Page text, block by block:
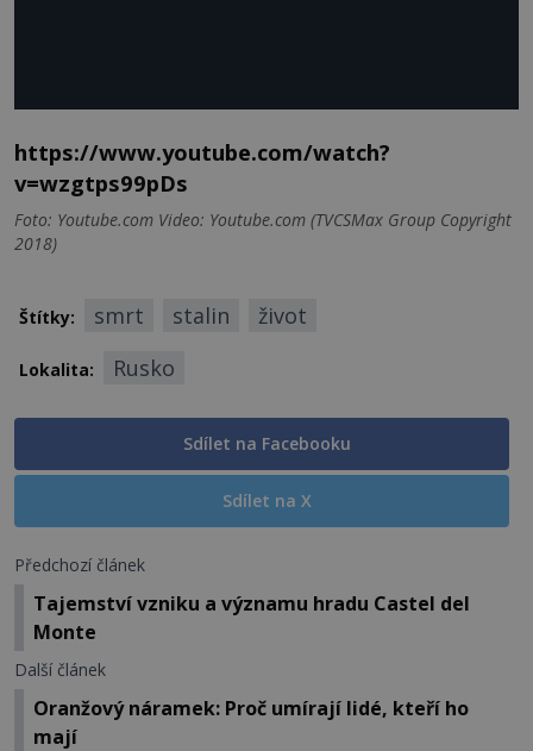
https://www.youtube.com/watch?
v=wzgtps99pDs
Foto: Youtube.com Video: Youtube.com (TVCSMax Group Copyright
2018)
Štítky: smrt stalin život
Lokalita: Rusko
Sdílet na Facebooku
Sdílet na X
Předchozí článek
Tajemství vzniku a významu hradu Castel del
Monte
Další článek
Oranžový náramek: Proč umírají lidé, kteří ho
mají